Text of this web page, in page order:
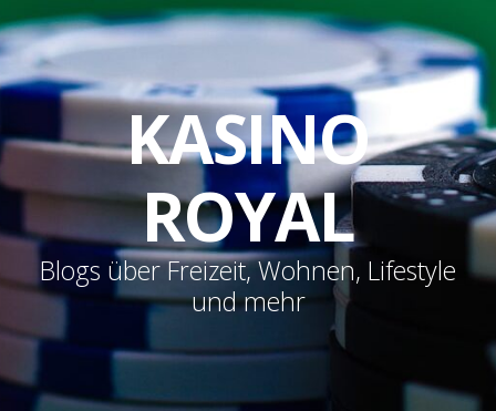
KASINO
ROYAL
Blogs über Freizeit, Wohnen, Lifestyle
und mehr